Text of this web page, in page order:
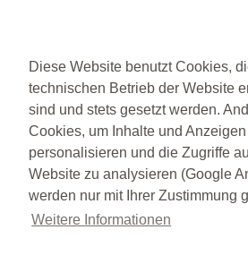
Diese Website benutzt Cookies,
technischen Betrieb der Website
sind und stets gesetzt werden.
Cookies, um Inhalte und Anzeigen
personalisieren und die Zugriffe
Website zu analysieren (Google
werden nur mit Ihrer Zustimmung
Weitere Informationen